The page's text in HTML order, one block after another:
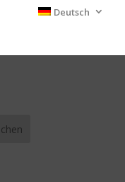
Deutsch